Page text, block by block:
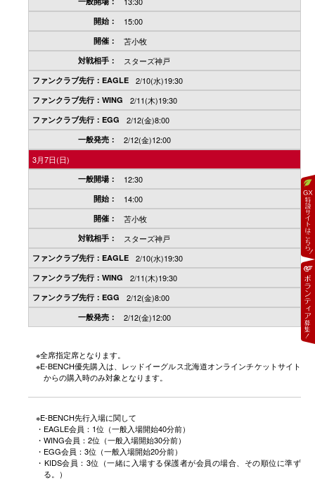
15:00
苫小牧
スターズ神戸
2/10(水)19:30
2/11(木)19:30
2/12(金)8:00
2/12(金)12:00
3月7日(日)
12:30
14:00
苫小牧
スターズ神戸
2/10(水)19:30
2/11(木)19:30
2/12(金)8:00
2/12(金)12:00
※全席指定席となります。
※E-BENCH優先購入は、レッドイーグルス北海道オンラインチケットサイト
からの購入時のみ対象となります。
※E-BENCH先行入場に関して
・EAGLE会員：1位（一般入場開始40分前）
・WING会員：2位（一般入場開始30分前）
・EGG会員：3位（一般入場開始20分前）
・KIDS会員：3位（一緒に入場する保護者が会員の場合、その順位に準ず
る。）